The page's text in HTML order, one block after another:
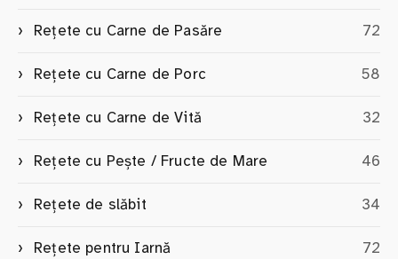
Rețete cu Carne de Pasăre 72
Rețete cu Carne de Porc 58
Rețete cu Carne de Vită 32
Rețete cu Pește / Fructe de Mare 46
Rețete de slăbit 34
Rețete pentru Iarnă 72